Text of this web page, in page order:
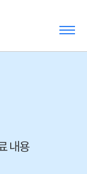
내용